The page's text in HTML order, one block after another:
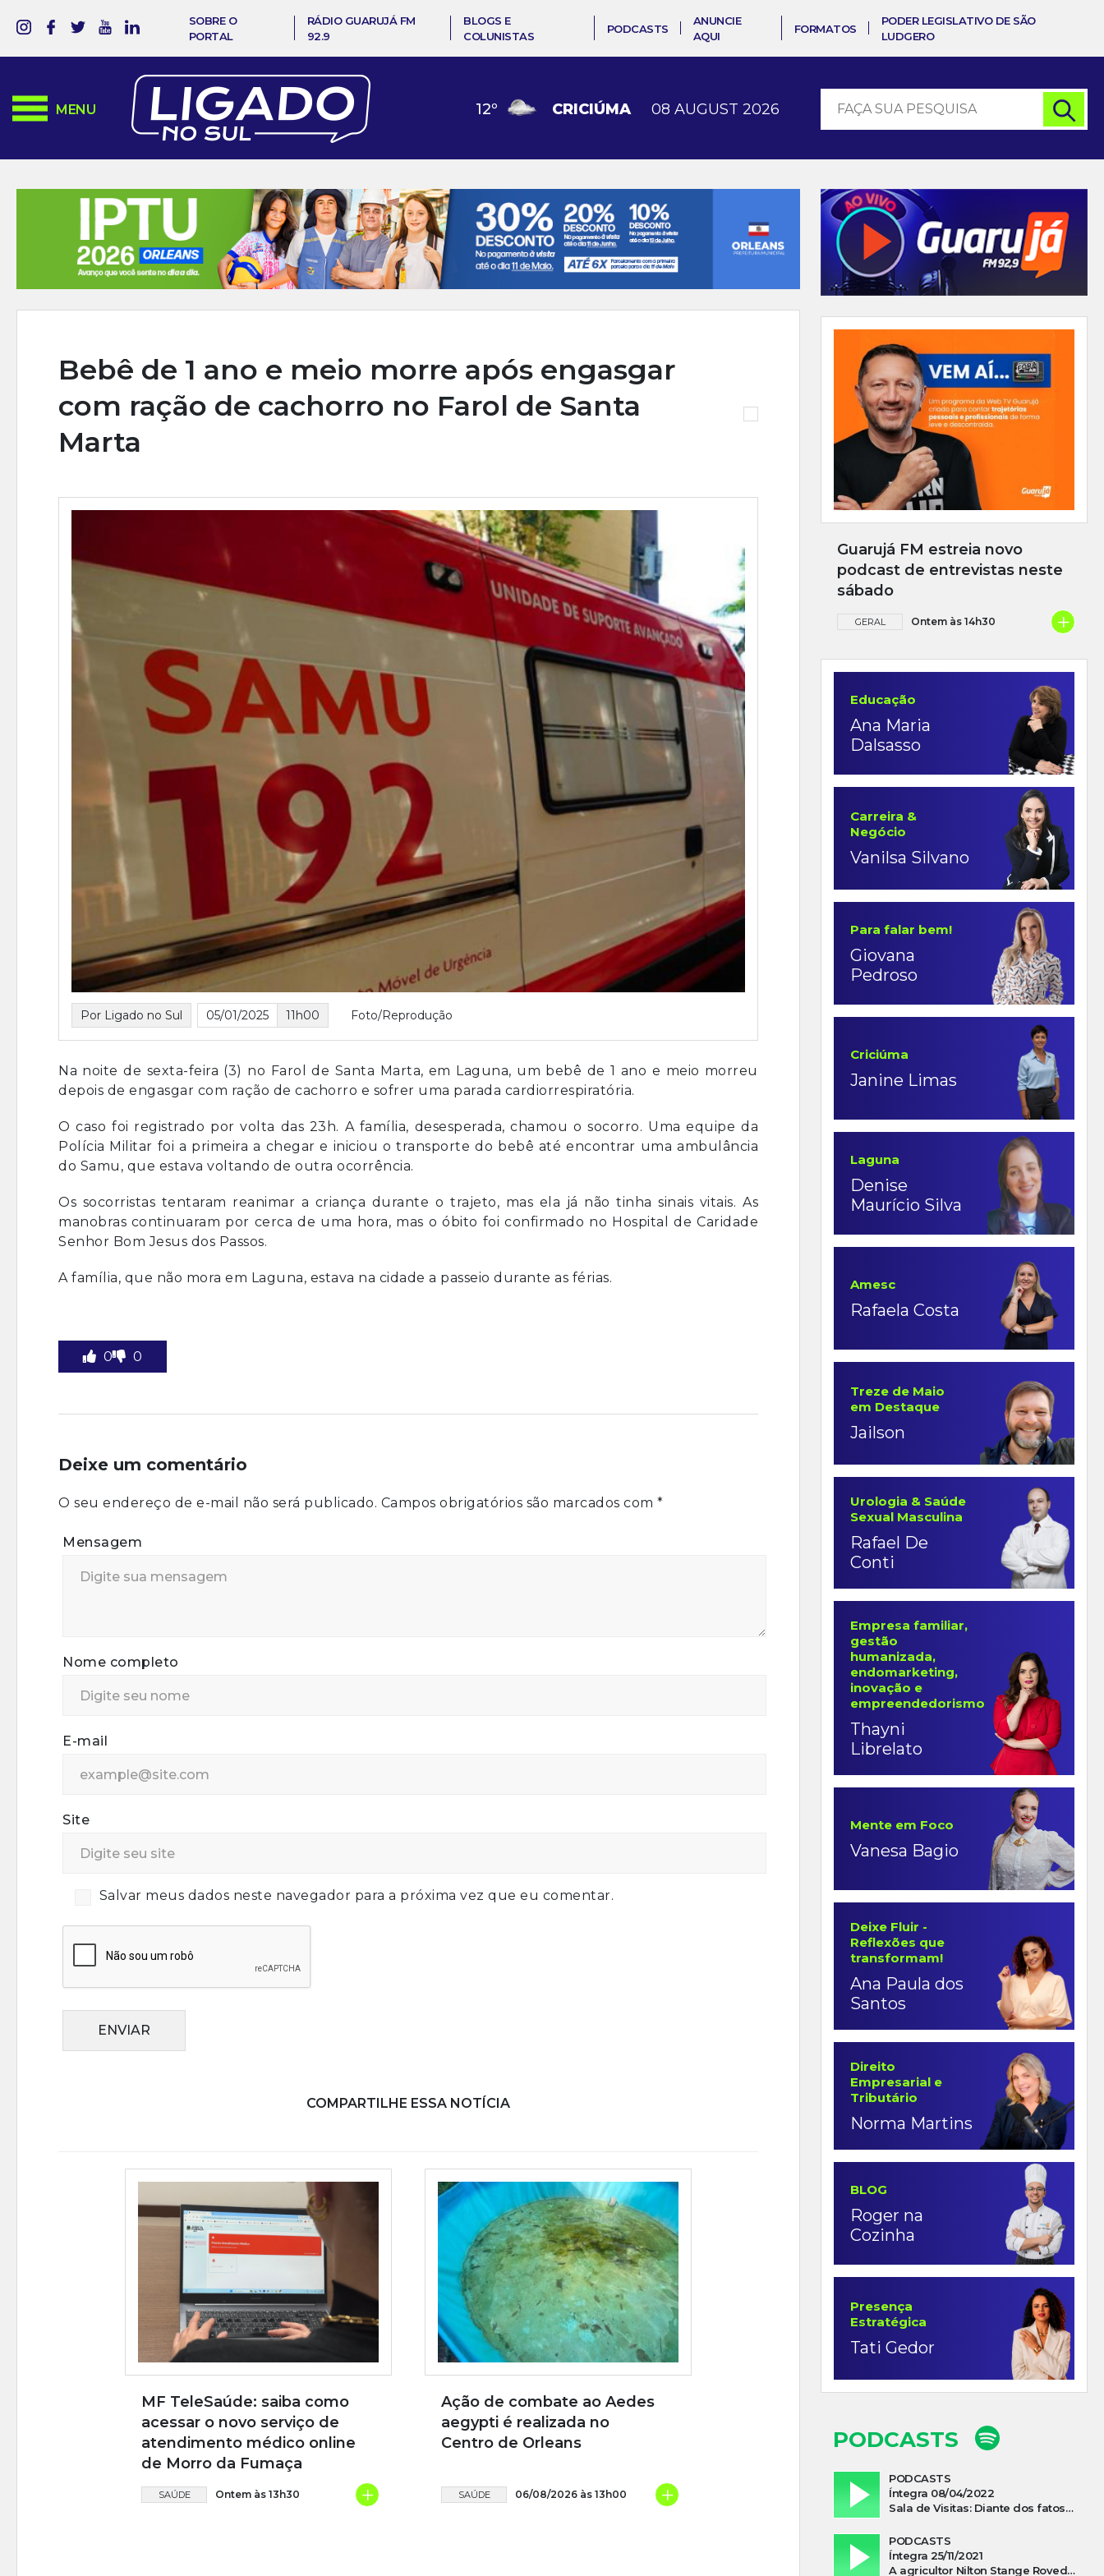
SOBRE O
PORTAL
RÁDIO GUARUJÁ FM
92.9
BLOGS E
COLUNISTAS
PODCASTS
ANUNCIE
AQUI
FORMATOS
PODER LEGISLATIVO DE SÃO
LUDGERO
MENU 12º CRICIÚMA 08 AUGUST 2026
Bebê de 1 ano e meio morre após engasgar
com ração de cachorro no Farol de Santa
Marta
Por Ligado no Sul 05/01/2025 11h00 Foto/Reprodução
Na noite de sexta-feira (3) no Farol de Santa Marta, em Laguna, um bebê de 1 ano e meio morreu
depois de engasgar com ração de cachorro e sofrer uma parada cardiorrespiratória.
O caso foi registrado por volta das 23h. A família, desesperada, chamou o socorro. Uma equipe da
Polícia Militar foi a primeira a chegar e iniciou o transporte do bebê até encontrar uma ambulância
do Samu, que estava voltando de outra ocorrência.
Os socorristas tentaram reanimar a criança durante o trajeto, mas ela já não tinha sinais vitais. As
manobras continuaram por cerca de uma hora, mas o óbito foi confirmado no Hospital de Caridade
Senhor Bom Jesus dos Passos.
A família, que não mora em Laguna, estava na cidade a passeio durante as férias.
0 0
Deixe um comentário
O seu endereço de e-mail não será publicado. Campos obrigatórios são marcados com *
Mensagem
Nome completo
E-mail
Site
Salvar meus dados neste navegador para a próxima vez que eu comentar.
ENVIAR
COMPARTILHE ESSA NOTÍCIA
MF TeleSaúde: saiba como
acessar o novo serviço de
atendimento médico online
de Morro da Fumaça
SAÚDE Ontem às 13h30 +
Ação de combate ao Aedes
aegypti é realizada no
Centro de Orleans
SAÚDE 06/08/2026 às 13h00 +
Guarujá FM estreia novo
podcast de entrevistas neste
sábado
GERAL Ontem às 14h30 +
Educação
Ana Maria
Dalsasso
Carreira &
Negócio
Vanilsa Silvano
Para falar bem!
Giovana
Pedroso
Criciúma
Janine Limas
Laguna
Denise
Maurício Silva
Amesc
Rafaela Costa
Treze de Maio
em Destaque
Jailson
Urologia & Saúde
Sexual Masculina
Rafael De
Conti
Empresa familiar,
gestão
humanizada,
endomarketing,
inovação e
empreendedorismo
Thayni
Librelato
Mente em Foco
Vanesa Bagio
Deixe Fluir -
Reflexões que
transformam!
Ana Paula dos
Santos
Direito
Empresarial e
Tributário
Norma Martins
BLOG
Roger na
Cozinha
Presença
Estratégica
Tati Gedor
PODCASTS
PODCASTS
Íntegra 08/04/2022
Sala de Visitas: Diante dos fatos que influenciam a economia o que podemos esperar de 2022
PODCASTS
Íntegra 25/11/2021
A agricultor Nilton Stange Roveda, afirma ter recebido ajuda espiritual durante acidente